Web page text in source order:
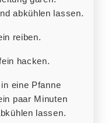
abkühlen lassen.
reiben.
hacken.
paar Minuten
lassen.